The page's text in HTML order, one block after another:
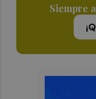
Siempre